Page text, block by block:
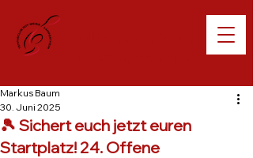
🎾 Sichert euch jetzt euren
Startplatz! 24. Offene
Markus Baum
30. Juni 2025